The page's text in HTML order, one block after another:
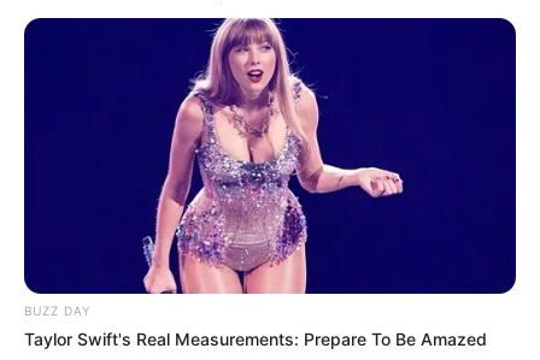
BUZZ DAY
Taylor Swift's Real Measurements: Prepare To Be Amazed